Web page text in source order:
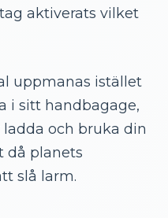
aktiverats vilket
uppmanas istället
i sitt handbagage,
och bruka din
då planets
slå larm.